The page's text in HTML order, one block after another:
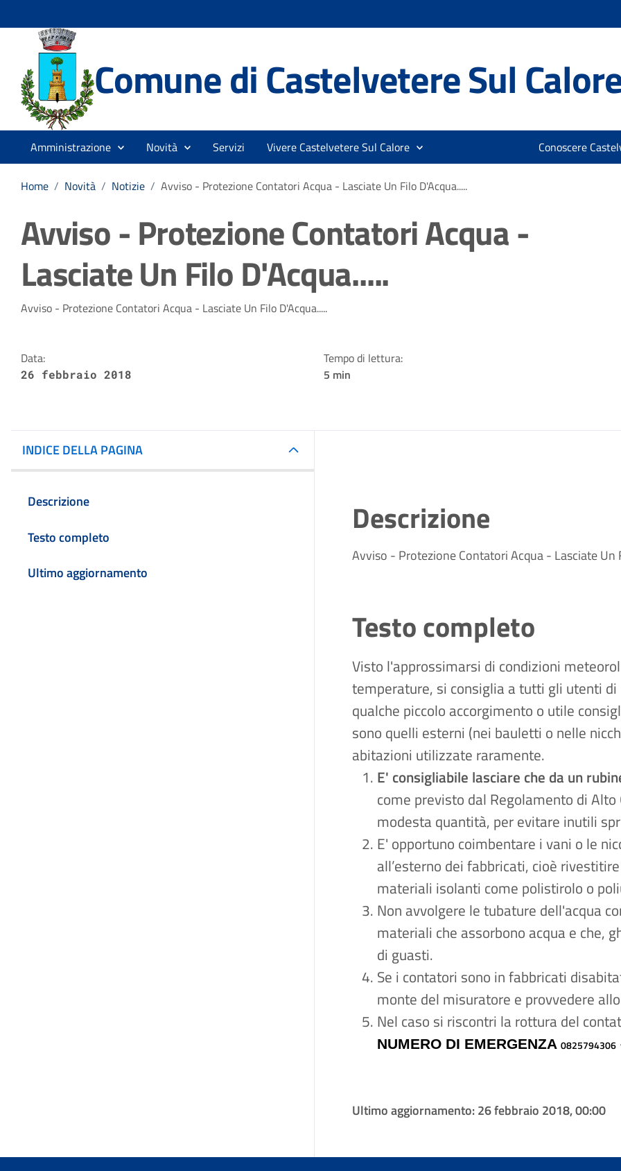
Comune di Castelvetere Sul
Amministrazione Novità Servizi Vivere Castelvetere Sul Calore Conoscere
Home / Novità / Notizie / Avviso - Protezione Contatori Acqua - Lasciate Un Filo D'Acqua.....
Avviso - Protezione Contatori Acqua -
Lasciate Un Filo D'Acqua.....
Dettagli della notizia
Avviso - Protezione Contatori Acqua - Lasciate Un Filo D'Acqua.....
Data:
26 febbraio 2018
Tempo di lettura:
5 min
INDICE DELLA PAGINA
Descrizione
Testo completo
Ultimo aggiornamento
Descrizione
Avviso - Protezione Contatori Acqua - Lasciate Un
Testo completo
Visto l'approssimarsi di condizioni
temperature, si consiglia a tutti gli utenti
qualche piccolo accorgimento o utile
sono quelli esterni (nei bauletti o nelle
abitazioni utilizzate raramente.
E' consigliabile lasciare che da un
come previsto dal Regolamento di
modesta quantità, per evitare inutili
E' opportuno coimbentare i vani o le
all’esterno dei fabbricati, cioè
materiali isolanti come polistirolo o
Non avvolgere le tubature dell'acqua
materiali che assorbono acqua e che,
di guasti.
Se i contatori sono in fabbricati
monte del misuratore e provvedere
Nel caso si riscontri la rottura del
NUMERO DI EMERGENZA 0825794306
Ultimo aggiornamento:26 febbraio 2018, 00:00